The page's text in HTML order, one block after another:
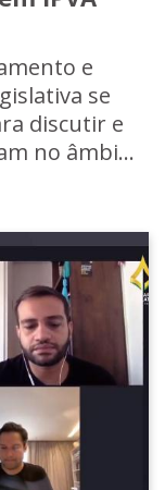
e
se
discutir e
no âmbi...